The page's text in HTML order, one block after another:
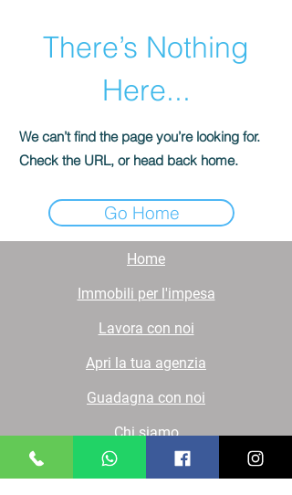
There’s Nothing
Here...
We can’t find the page you’re looking for.
Check the URL, or head back home.
Go Home
Home
Immobili per l'impesa
Lavora con noi
Apri la tua agenzia
Guadagna con noi
Chi siamo